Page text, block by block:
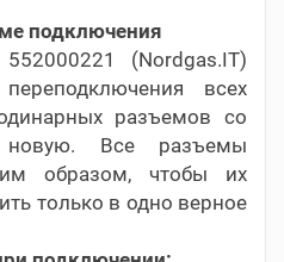
подключения
(Nordgas.IT)
всех
разъемов со
Все разъемы
образом, чтобы их
только в одно верное